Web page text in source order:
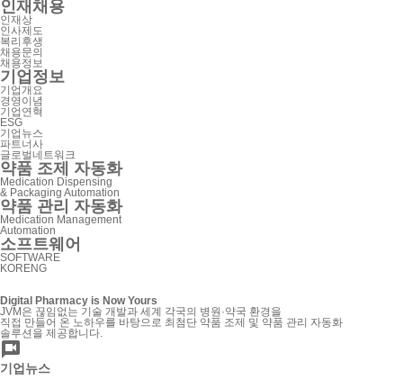
인재채용
인재상
인사제도
복리후생
채용문의
채용정보
기업정보
기업개요
경영이념
기업연혁
ESG
기업뉴스
파트너사
글로벌네트워크
약품 조제 자동화
Medication Dispensing
& Packaging Automation
약품 관리 자동화
Medication Management
Automation
소프트웨어
SOFTWARE
KOR ENG
Digital Pharmacy is Now Yours
JVM은 끊임없는 기술 개발과 세계 각국의 병원·약국 환경을
직접 만들어 온 노하우를 바탕으로 최첨단 약품 조제 및 약품 관리 자동화
솔루션을 제공합니다.

기업 뉴스